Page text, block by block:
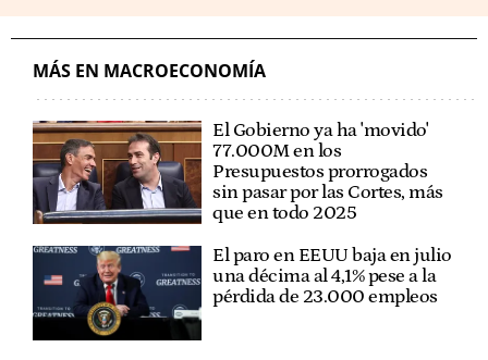
MÁS EN MACROECONOMÍA
El Gobierno ya ha 'movido'
77.000M en los
Presupuestos prorrogados
sin pasar por las Cortes, más
que en todo 2025
El paro en EEUU baja en julio
una décima al 4,1% pese a la
pérdida de 23.000 empleos